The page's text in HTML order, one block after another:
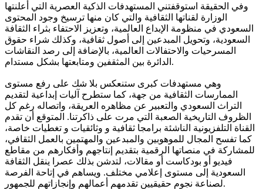
وفي الحقيقة استوقفتني المستهدفات الذكية العصرية التي أعلنتها
الوزارة لقناتها الثقافية والتي كان منها ترسيخ وجود المحتوى
السعودي في منظومة الإبداع العالمية، وتعزيز الاحتفاء بثراء الثقافة
السعودية، وتحويل المبدعين إلى أصول ثقافية، وكذلك شراء حقوق
المسرحيات والاحتفالات العالمية، بالإضافة إلى رصد النقاشات
الدائرة بين المثقفين ومتابعتها بشكل مستدام.
وهي مستهدفات كبرى ستنعكس بلا شك على رفع مستوى
الممارسات الثقافية من جهة، كما ستطرح آليات إبداعية لتقديم
التراث السعودي والتعبير عن مظاهره العريقة، واتصاله رغم كل
الظروف التاريخية الصعبة التي مرت على ذاكرتنا. المتوقع أن تقدم
القناة التلفزيونية الناشئة برامجا ثقافية و وثائقيات و تغطيات خاصة،
كما تفسح المجال للموهوبين والمبدعين والمهتمين بالعمل الثقافي،
للمشاركة في منصاتها الرقمية بتقديم إنتاجهم وأفكارهم من مقاطع
فيديو أو بودكاست أو مقالات، لتدشن بذلك عصرا ينقل الثقافة
السعودية إلى مستوى إعلامي مختلف. ويساهم في إتاحة الفرصة
لصناعة نجوم حقيقيين تقدمهم أعمالهم وإنجازاتهم للجمهور.